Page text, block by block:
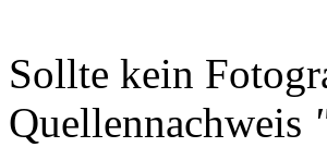
Sollte kein
Quellennachweis